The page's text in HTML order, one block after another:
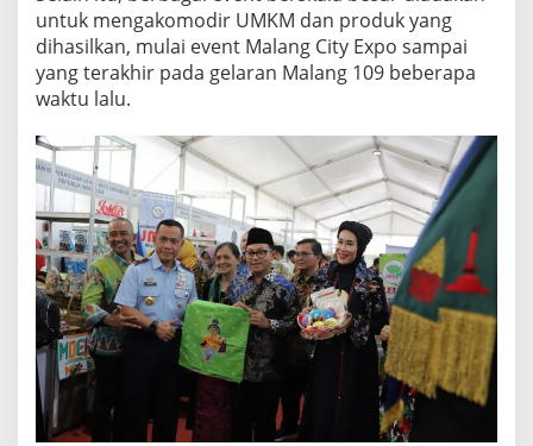
untuk mengakomodir UMKM dan produk yang
dihasilkan, mulai event Malang City Expo sampai
yang terakhir pada gelaran Malang 109 beberapa
waktu lalu.